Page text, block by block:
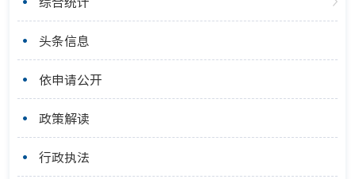
头条信息
依申请公开
政策解读
行政执法